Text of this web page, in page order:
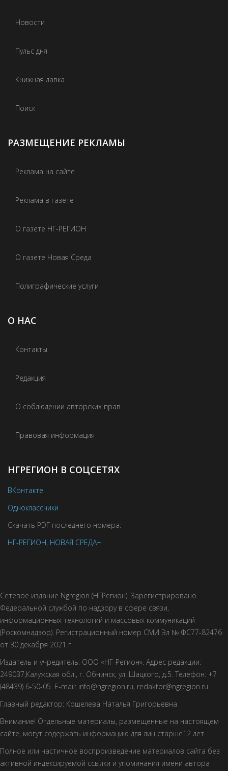
Новости
Пульс дня
Книжная лавка
Поиск
РАЗМЕЩЕНИЕ РЕКЛАМЫ
Реклама на сайте
Реклама в газете
О газете НГ-РЕГИОН
О газете Новая Среда
Полиграфические услуги
О НАС
Контакты
Редакция
О соблюдении авторских прав
Правовая информация
НГРЕГИОН В СОЦСЕТЯХ
ВКонтакте
Одноклассники
Скачать PDF последнего номера:
НГ-РЕГИОН, НОВАЯ СРЕДА+
Сетевое издание Ngregion (НГРегион). Зарегистрировано
Федеральной службой по надзору в сфере связи,
информационных технологий и массовых коммуникаций
(Роскомнадзор). Регистрационный номер СМИ Эл № ФС77-82476
от 30 декабря 2021 г.
Издатель и учредитель: ООО «НГ-Регион». Адрес редакции:
249037,Калужская обл., г. Обнинск, ул. Шацкого, д.5. Телефон: +7
(48439) 6-50-05. E-mail: info@ngregion.ru, redaktor@ngregion.ru
Главный редактор: Кошелева Наталья Григорьевна
Внимание! Отдельные материалы, размещенные на настоящем
сайте, могут содержать информацию для лиц старше12 лет.
Полное или частичное воспроизведение материалов сайта без
активной индексируемой ссылки и упоминания имени автора